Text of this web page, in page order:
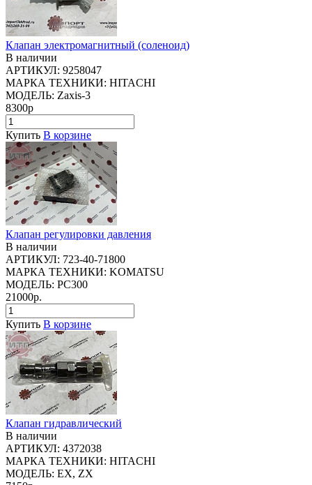
Клапан электромагнитный (соленоид)
В наличии
АРТИКУЛ: 9258047
МАРКА ТЕХНИКИ: HITACHI
МОДЕЛЬ: Zaxis-3
8300р
Купить В корзине
Клапан регулировки давления
В наличии
АРТИКУЛ: 723-40-71800
МАРКА ТЕХНИКИ: KOMATSU
МОДЕЛЬ: PC300
21000р.
Купить В корзине
Клапан гидравлический
В наличии
АРТИКУЛ: 4372038
МАРКА ТЕХНИКИ: HITACHI
МОДЕЛЬ: EX, ZX